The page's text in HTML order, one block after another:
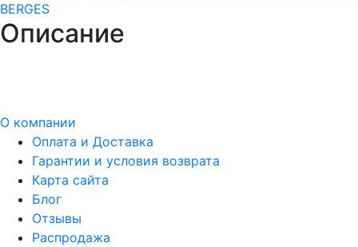
BERGES
Описание
О компании
Оплата и Доставка
Гарантии и условия возврата
Карта сайта
Блог
Отзывы
Распродажа